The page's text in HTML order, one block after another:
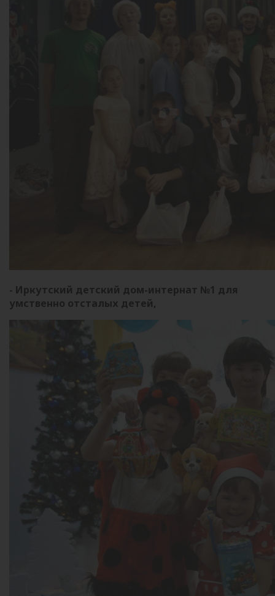
- Иркутский детский дом-интернат №1 для
умственно отсталых детей,